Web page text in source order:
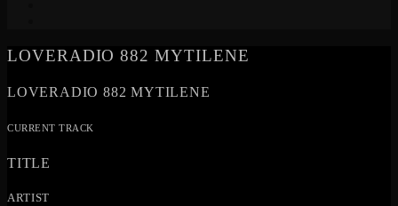
LOVERADIO 882 MYTILENE
LOVERADIO 882 MYTILENE
CURRENT TRACK
TITLE
ARTIST